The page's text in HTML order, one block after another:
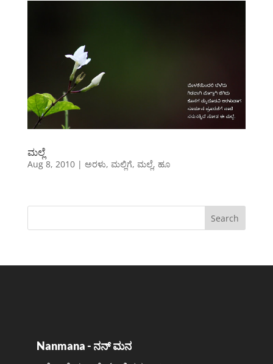
ಮಲ್ಲೆ
Aug 8, 2010| ಅರಳು, ಮಲ್ಲಿಗೆ, ಮಲ್ಲೆ, ಹೂ
Nanmana - ನನ್ ಮನ